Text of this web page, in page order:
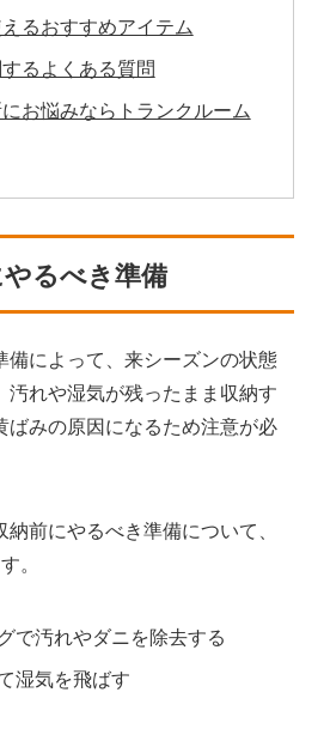
るおすすめアイテム
るよくある質問
お悩みならトランクルーム
るべき準備
備によって、来シーズンの状態
汚れや湿気が残ったまま収納す
ばみの原因になるため注意が必
前にやるべき準備について、
。
で汚れやダニを除去する
湿気を飛ばす